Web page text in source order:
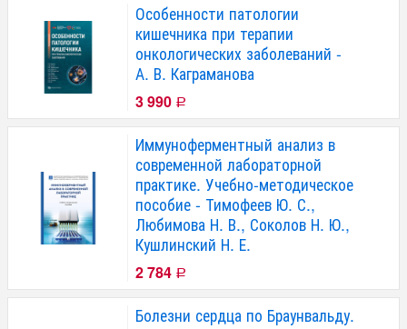
Особенности патологии
кишечника при терапии
онкологических заболеваний -
А. В. Каграманова
3 990 Р
Иммуноферментный анализ в
современной лабораторной
практике. Учебно-методическое
пособие - Тимофеев Ю. С.,
Любимова Н. В., Соколов Н. Ю.,
Кушлинский Н. Е.
2 784 Р
Болезни сердца по Браунвальду.